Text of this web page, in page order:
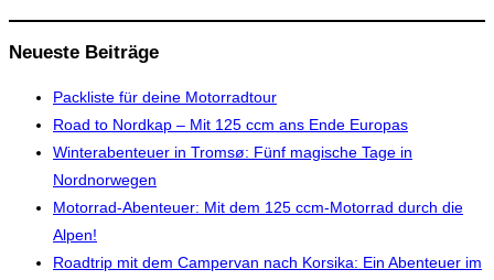
Neueste Beiträge
Packliste für deine Motorradtour
Road to Nordkap – Mit 125 ccm ans Ende Europas
Winterabenteuer in Tromsø: Fünf magische Tage in
Nordnorwegen
Motorrad-Abenteuer: Mit dem 125 ccm-Motorrad durch die
Alpen!
Roadtrip mit dem Campervan nach Korsika: Ein Abenteuer im